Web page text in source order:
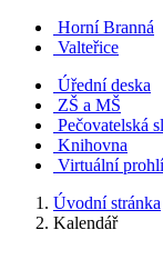
Horní Branná
Valteřice
Úřední deska
ZŠ a MŠ
Pečovatelská
Knihovna
Virtuální
Úvodní stránka
Kalendář